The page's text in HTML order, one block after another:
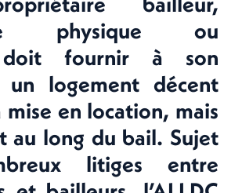
physique ou
doit fournir à son
un logement décent
mise en location, mais
au long du bail. Sujet
litiges entre